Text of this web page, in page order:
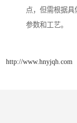
点，但需根据
参数和工艺。
http://www.hnyjqh.com